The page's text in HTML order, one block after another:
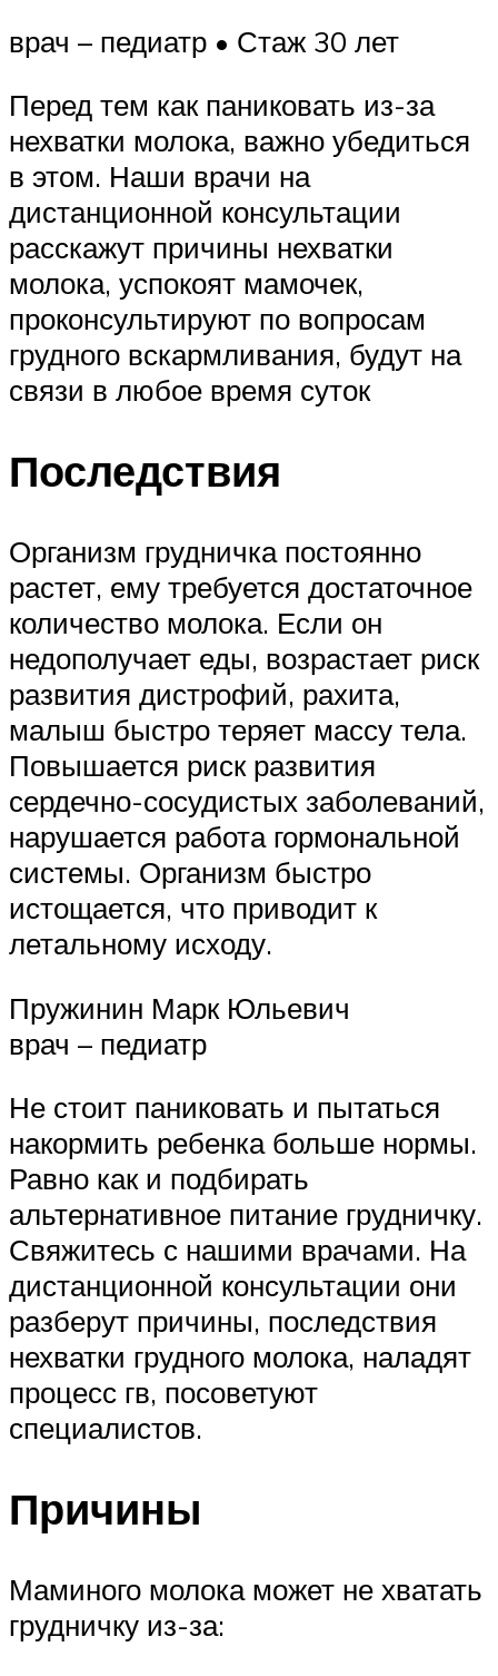
врач – педиатр • Стаж 30 лет
Перед тем как паниковать из-за
нехватки молока, важно убедиться
в этом. Наши врачи на
дистанционной консультации
расскажут причины нехватки
молока, успокоят мамочек,
проконсультируют по вопросам
грудного вскармливания, будут на
связи в любое время суток
Последствия
Организм грудничка постоянно
растет, ему требуется достаточное
количество молока. Если он
недополучает еды, возрастает риск
развития дистрофий, рахита,
малыш быстро теряет массу тела.
Повышается риск развития
сердечно-сосудистых заболеваний,
нарушается работа гормональной
системы. Организм быстро
истощается, что приводит к
летальному исходу.
Пружинин Марк Юльевич
врач – педиатр
Не стоит паниковать и пытаться
накормить ребенка больше нормы.
Равно как и подбирать
альтернативное питание грудничку.
Свяжитесь с нашими врачами. На
дистанционной консультации они
разберут причины, последствия
нехватки грудного молока, наладят
процесс гв, посоветуют
специалистов.
Причины
Маминого молока может не хватать
грудничку из-за: